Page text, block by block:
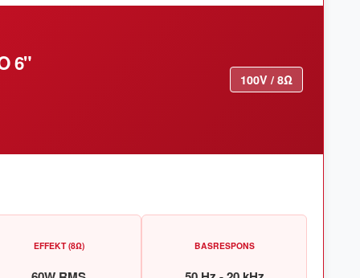
6"
100V / 8Ω
EFFEKT (8Ω) BASRESPONS